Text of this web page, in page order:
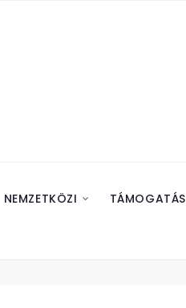
NEMZETKÖZI TÁMOGATÁS